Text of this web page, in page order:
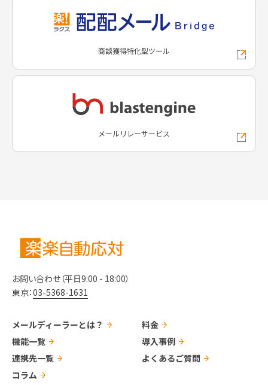
商談獲得特化型ツール
メールリレーサービス
お問い合わせ（平日9:00 - 18:00）
東京：03-5368-1631
メールディーラーとは？
機能一覧
連携先一覧
料金
導入事例
よくあるご質問
コラム